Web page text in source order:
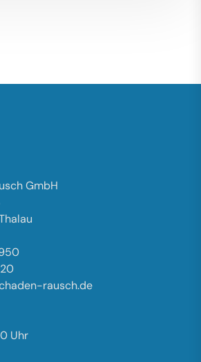
GmbH
rausch.de
Uhr